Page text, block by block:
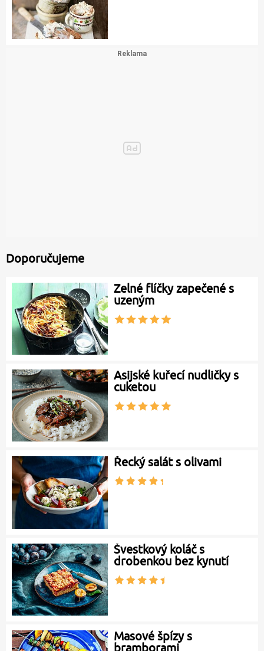
Doporučujeme
Zelné flíčky zapečené s
uzeným
Asijské kuřecí nudličky s
cuketou
Řecký salát s olivami
Švestkový koláč s
drobenkou bez kynutí
Masové špízy s
bramborami